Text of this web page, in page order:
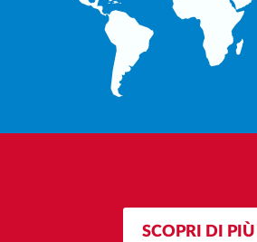
SCOPRI DI PIÙ